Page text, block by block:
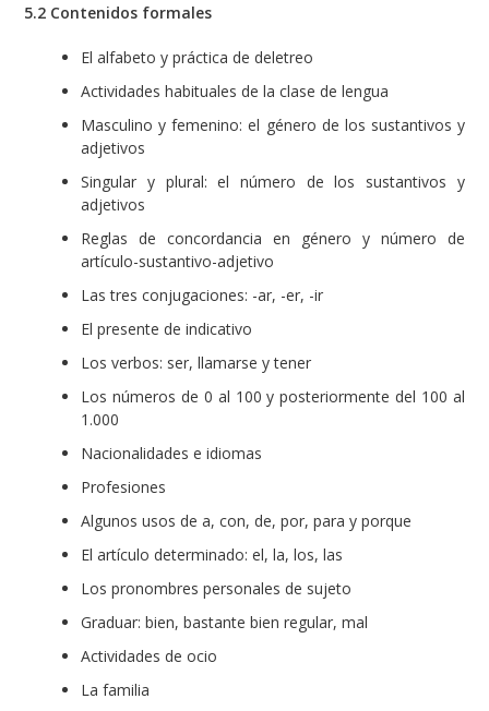
5.2 Contenidos formales
El alfabeto y práctica de deletreo
Actividades habituales de la clase de lengua
Masculino y femenino: el género de los sustantivos y
adjetivos
Singular y plural: el número de los sustantivos y
adjetivos
Reglas de concordancia en género y número de
artículo-sustantivo-adjetivo
Las tres conjugaciones: -ar, -er, -ir
El presente de indicativo
Los verbos: ser, llamarse y tener
Los números de 0 al 100 y posteriormente del 100 al
1.000
Nacionalidades e idiomas
Profesiones
Algunos usos de a, con, de, por, para y porque
El artículo determinado: el, la, los, las
Los pronombres personales de sujeto
Graduar: bien, bastante bien regular, mal
Actividades de ocio
La familia